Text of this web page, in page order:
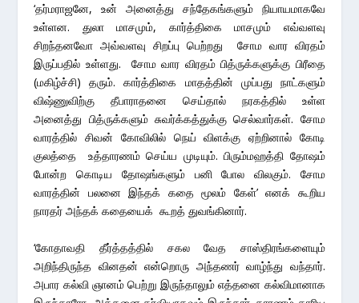
‘தர்மராஜனே, உன் அனைத்து சந்தேகங்களும் நியாயமாகவே
உள்ளன. துலா மாசமும், கார்த்திகை மாசமும் எவ்வளவு
சிறந்தனவோ அவ்வளவு சிறப்பு பெற்றது சோம வார விரதம்
இருப்பதில் உள்ளது. சோம வார விரதம் பித்ருக்களுக்கு பிரீதை
(மகிழ்ச்சி) தரும். கார்த்திகை மாதத்தின் முப்பது நாட்களும்
விஷ்ணுவிற்கு தீபாராதனை செய்தால் நரகத்தில் உள்ள
அனைத்து பித்ருக்களும் சுவர்க்கத்துக்கு செல்வார்கள். சோம
வாரத்தில் சிவன் கோவிலில் நெய் விளக்கு ஏற்றினால் கோடி
குலத்தை உத்தாரணம் செய்ய முடியும். பிரும்மஹத்தி தோஷம்
போன்ற கொடிய தோஷங்களும் பனி போல விலகும். சோம
வாரத்தின் பலனை இந்தக் கதை மூலம் கேள்’ எனக் கூறிய
நாரதர் அந்தக் கதையைக் கூறத் துவங்கினார்.
‘கோதாவதி தீர்த்தத்தில் சகல வேத சாஸ்திரங்களையும்
அறிந்திருந்த வினதன் என்றொரு அந்தணர் வாழ்ந்து வந்தார்.
அபார கல்வி ஞானம் பெற்று இருந்தாலும் எத்தனை கல்விமானாக